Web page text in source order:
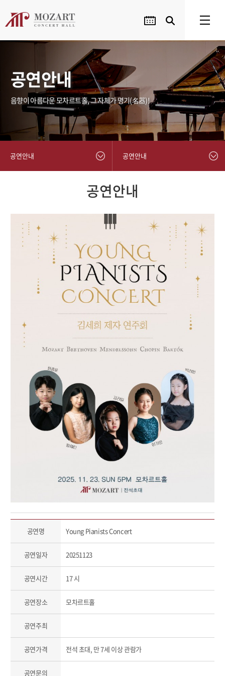
공연안내
음향이 아름다운 모차르트홀, 그 자체가 명기(名器)!
공연안내 공연안내
공연안내
공연명 Young Pianists Concert
공연일자 20251123
공연시간 17 시
공연장소 모차르트홀
공연주최
공연가격 전석 초대, 만 7세 이상 관람가
공연문의